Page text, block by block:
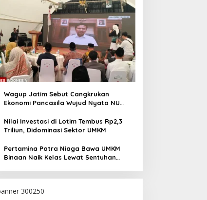
Wagup Jatim Sebut Cangkrukan
Ekonomi Pancasila Wujud Nyata NU
Nilai Investasi di Lotim Tembus Rp2,3
Triliun, Didominasi Sektor UMKM
Pertamina Patra Niaga Bawa UMKM
Binaan Naik Kelas Lewat Sentuhan